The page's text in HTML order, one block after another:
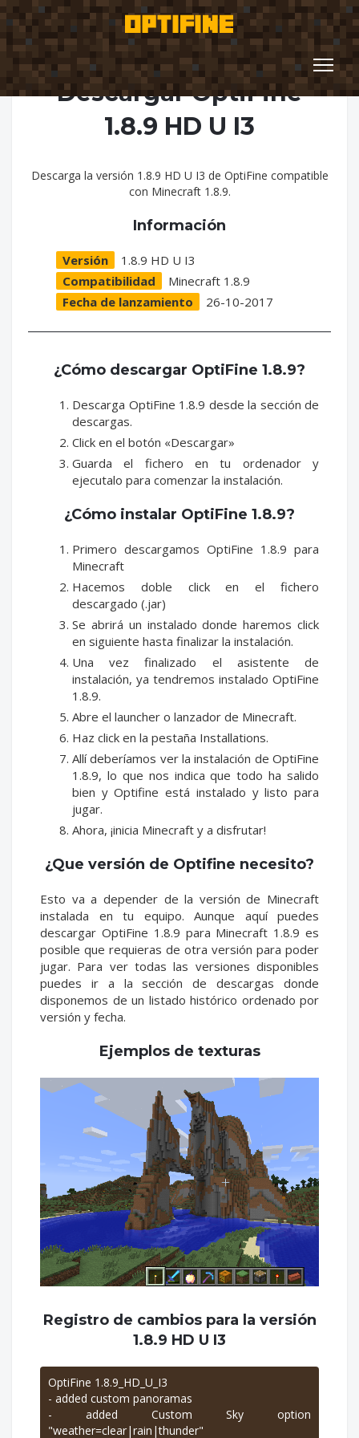
Descargar OptiFine
1.8.9 HD U I3
Descarga la versión 1.8.9 HD U I3 de OptiFine compatible
con Minecraft 1.8.9.
Información
Versión
1.8.9 HD U I3
Compatibilidad
Minecraft 1.8.9
Fecha de lanzamiento
26-10-2017
¿Cómo descargar OptiFine 1.8.9?
Descarga OptiFine 1.8.9 desde la sección de
descargas.
Click en el botón «Descargar»
Guarda el fichero en tu ordenador y
ejecutalo para comenzar la instalación.
¿Cómo instalar OptiFine 1.8.9?
Primero descargamos OptiFine 1.8.9 para
Minecraft
Hacemos doble click en el fichero
descargado (.jar)
Se abrirá un instalado donde haremos click
en siguiente hasta finalizar la instalación.
Una vez finalizado el asistente de
instalación, ya tendremos instalado OptiFine
1.8.9.
Abre el launcher o lanzador de Minecraft.
Haz click en la pestaña Installations.
Allí deberíamos ver la instalación de OptiFine
1.8.9, lo que nos indica que todo ha salido
bien y Optifine está instalado y listo para
jugar.
Ahora, ¡inicia Minecraft y a disfrutar!
¿Que versión de Optifine necesito?
Esto va a depender de la versión de Minecraft
instalada en tu equipo. Aunque aquí puedes
descargar OptiFine 1.8.9 para Minecraft 1.8.9 es
posible que requieras de otra versión para poder
jugar. Para ver todas las versiones disponibles
puedes ir a la sección de descargas donde
disponemos de un listado histórico ordenado por
versión y fecha.
Ejemplos de texturas
Registro de cambios para la versión
1.8.9 HD U I3
OptiFine 1.8.9_HD_U_I3
- added custom panoramas
- added Custom Sky option
"weather=clear|rain|thunder"